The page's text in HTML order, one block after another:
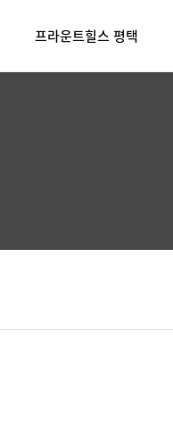
프라운트힐스 평택